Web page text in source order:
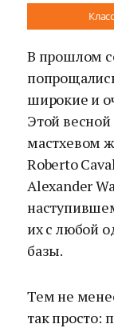
В прошлом
широкие и
Этой весной
мастхевом
Roberto
Alexander
их с любой
базы.
Тем не
так просто: